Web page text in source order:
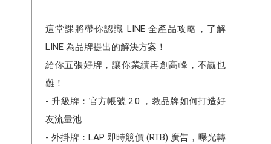
這堂課將帶你認識 LINE 全產品攻略，了解
LINE 為品牌提出的解決方案！
給你五張好牌，讓你業績再創高峰，不贏也
難！
- 升級牌：官方帳號 2.0 ，教品牌如何打造好
友流量池
- 外掛牌：LAP 即時競價 (RTB) 廣告，曝光轉